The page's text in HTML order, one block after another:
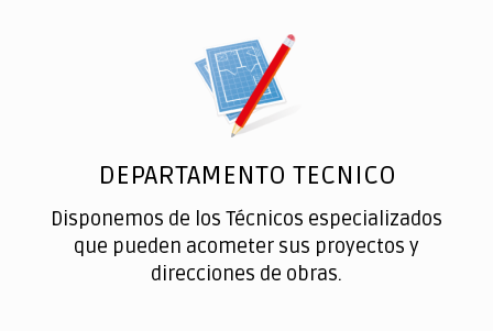
DEPARTAMENTO TECNICO
Disponemos de los Técnicos especializados
que pueden acometer sus proyectos y
direcciones de obras.